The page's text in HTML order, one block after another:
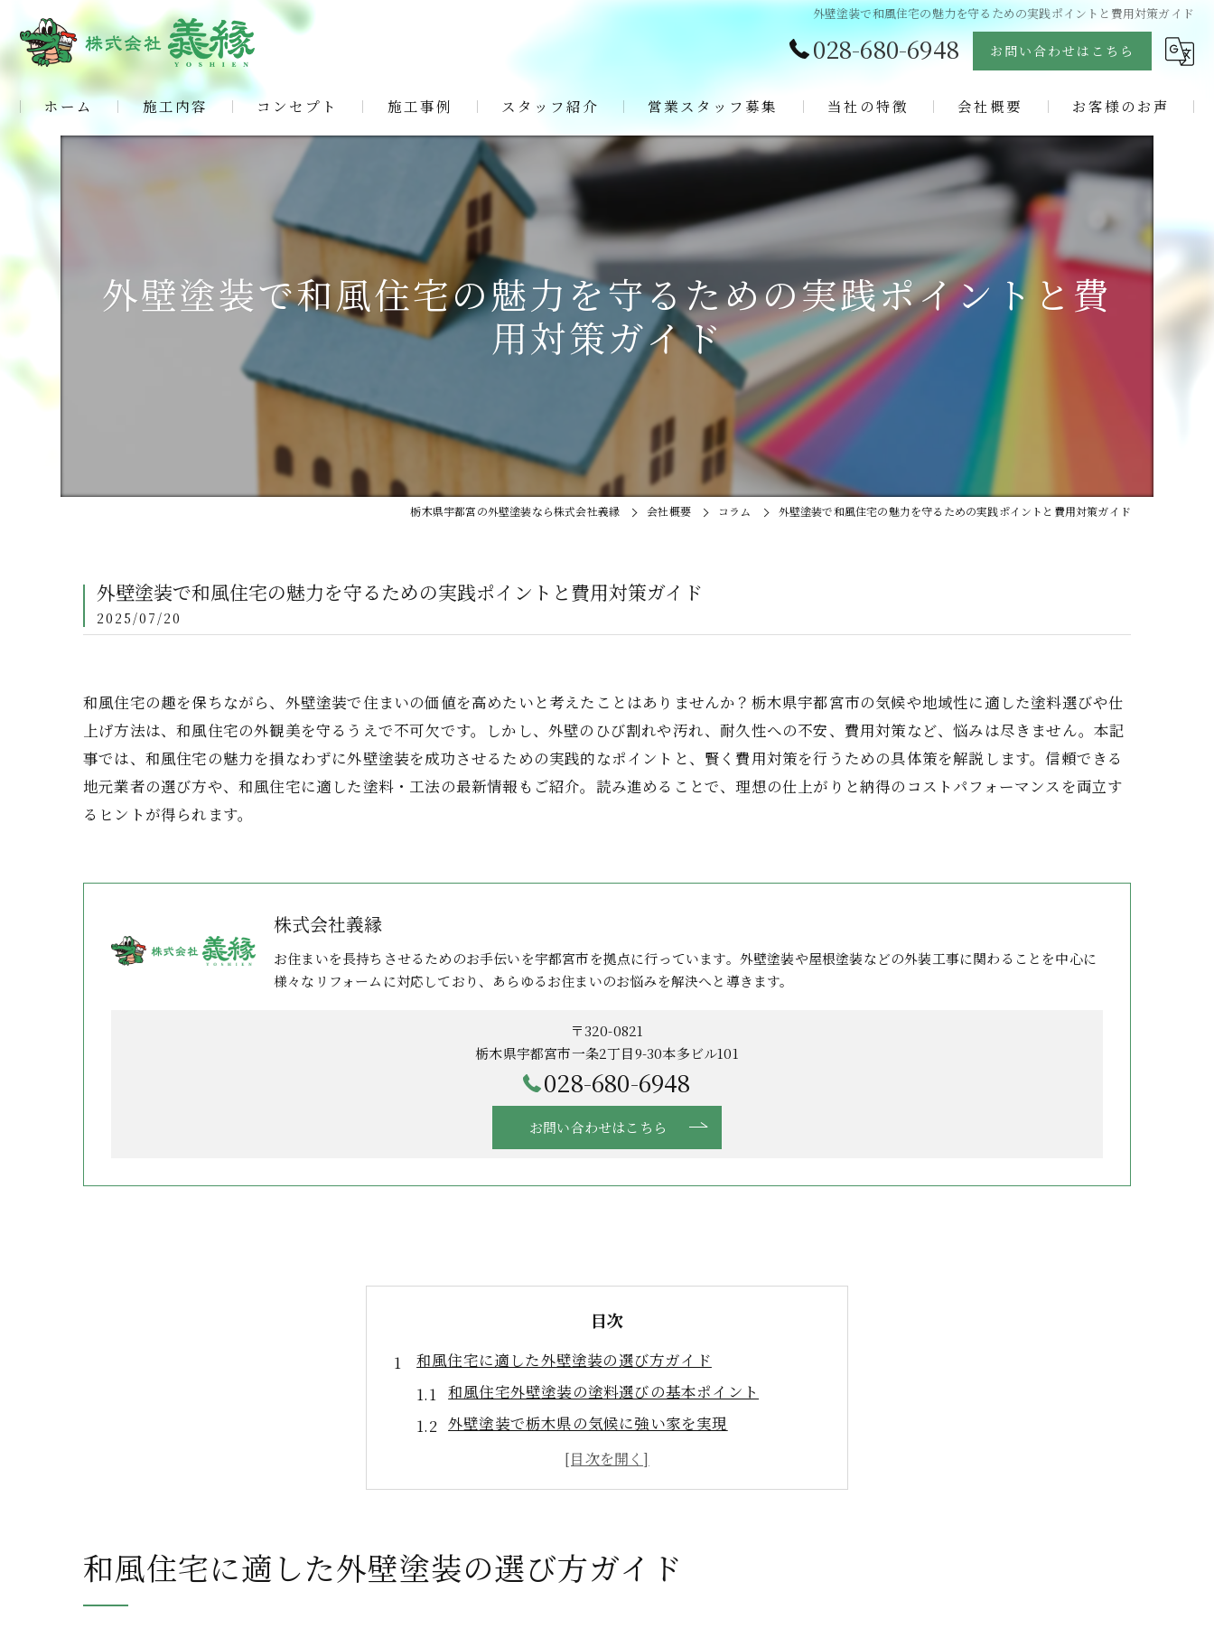
外壁塗装で和風住宅の魅力を守るための実践ポイントと費用対策ガイド
028-680-6948 お問い合わせはこちら
ホーム 施工内容 コンセプト 施工事例 スタッフ紹介 営業スタッフ募集 当社の特徴
リフォーム
屋根
コロニアル
サイディング
会社概要
よくある質問
コラム
お客様のお声
外壁塗装で和風住宅の魅力を守るための実践ポイントと費
用対策ガイド
栃木県宇都宮の外壁塗装なら株式会社義縁 会社概要 コラム 外壁塗装で和風住宅の魅力を守るための実践ポイントと費用対策ガイド
外壁塗装で和風住宅の魅力を守るための実践ポイントと費用対策ガイド
2025/07/20
和風住宅の趣を保ちながら、外壁塗装で住まいの価値を高めたいと考えたことはありませんか？栃木県宇都宮市の気候や地域性に適した塗料選びや仕
上げ方法は、和風住宅の外観美を守るうえで不可欠です。しかし、外壁のひび割れや汚れ、耐久性への不安、費用対策など、悩みは尽きません。本記
事では、和風住宅の魅力を損なわずに外壁塗装を成功させるための実践的なポイントと、賢く費用対策を行うための具体策を解説します。信頼できる
地元業者の選び方や、和風住宅に適した塗料・工法の最新情報もご紹介。読み進めることで、理想の仕上がりと納得のコストパフォーマンスを両立す
るヒントが得られます。
株式会社義縁
お住まいを長持ちさせるためのお手伝いを宇都宮市を拠点に行っています。外壁塗装や屋根塗装などの外装工事に関わることを中心に
様々なリフォームに対応しており、あらゆるお住まいのお悩みを解決へと導きます。
〒320-0821
栃木県宇都宮市一条2丁目9-30本多ビル101
028-680-6948
お問い合わせはこちら
目次
和風住宅に適した外壁塗装の選び方ガイド
和風住宅外壁塗装の塗料選びの基本ポイント
外壁塗装で栃木県の気候に強い家を実現
外壁塗装で和風の趣を守る色選びの秘訣
栃木県の外壁塗装で失敗しない業者選定方法
外壁塗装で和風住宅の美観を保つチェック項目
宇都宮市で和風住宅の外壁塗装を成功させるコツ
和風住宅に適した外壁塗装の選び方ガイド